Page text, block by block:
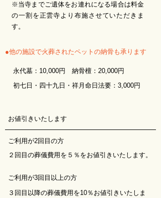
※当寺までご遺体をお連れになる場合は料金
の一割を正雲寺より布施させていただきま
す。
●他の施設で火葬されたペットの納骨も承ります
永代墓：10,000円 納骨檀：20,000円
初七日・四十九日・祥月命日法要：3,000円
お値引きいたします
ご利用が2回目の方
２回目の葬儀費用を５％をお値引きいたします。
ご利用が3回目以上の方
３回目以降の葬儀費用を10％お値引きいたしま